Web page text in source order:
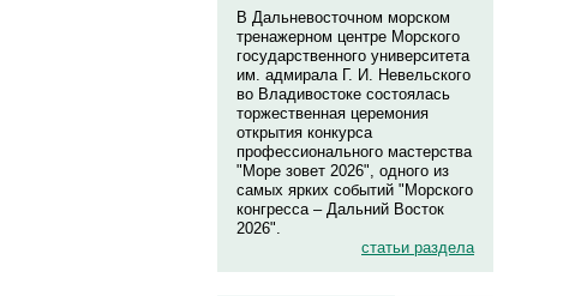
В Дальневосточном морском
тренажерном центре Морского
государственного университета
им. адмирала Г. И. Невельского
во Владивостоке состоялась
торжественная церемония
открытия конкурса
профессионального мастерства
"Море зовет 2026", одного из
самых ярких событий "Морского
конгресса – Дальний Восток
2026".
статьи раздела